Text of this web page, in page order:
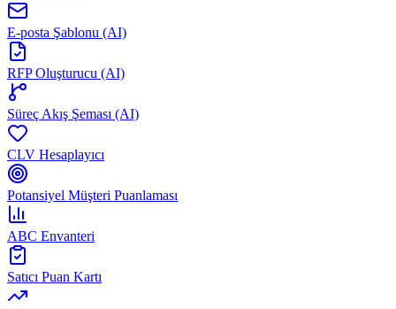
E-posta Şablonu (AI)
RFP Oluşturucu (AI)
Süreç Akış Şeması (AI)
CLV Hesaplayıcı
Potansiyel Müşteri Puanlaması
ABC Envanteri
Satıcı Puan Kartı